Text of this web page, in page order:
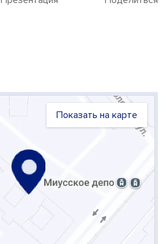
Показать на карте